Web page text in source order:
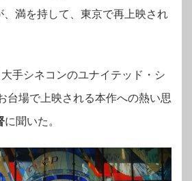
、満を持して、東京で再上映され
手シネコンのユナイテッド・シ
台場で上映される本作への熱い思
に聞いた。